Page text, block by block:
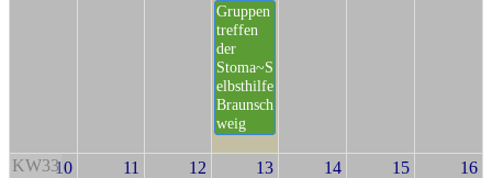
Gruppen
treffen
der
Stoma~S
elbsthilfe
Braunsch
weig
KW3310 11 12 13 14 15 16